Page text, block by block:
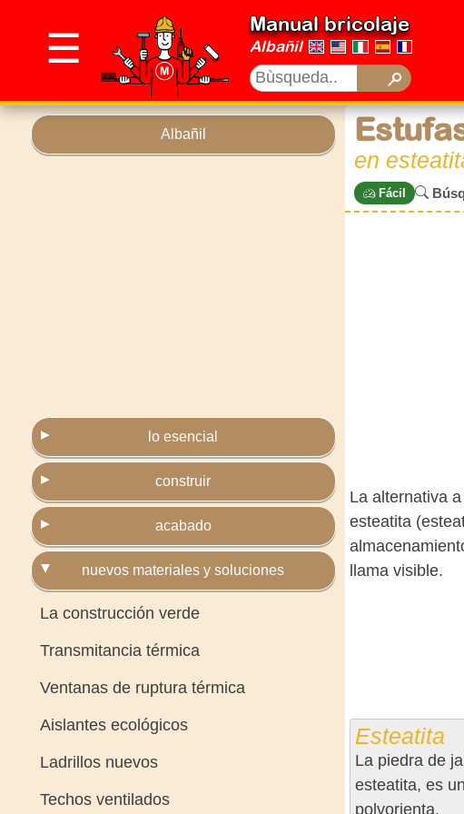
☰
Manual bricolaje
Albañil
Albañil
lo esencial
construir
acabado
nuevos materiales y soluciones
La construcción verde
Transmitancia térmica
Ventanas de ruptura térmica
Aislantes ecológicos
Ladrillos nuevos
Techos ventilados
en
Fácil
La alternativa
esteatita
llama visible.
Esteatita
La piedra de
esteatita, es
polvorienta.